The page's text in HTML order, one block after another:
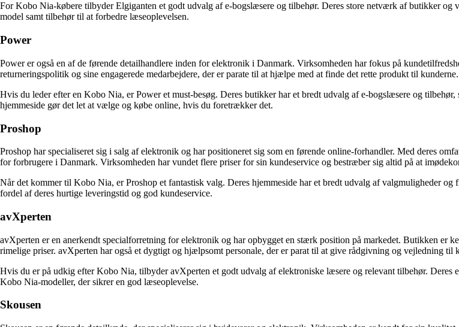
For Kobo Nia-købere tilbyder Elgiganten et godt udvalg af e-bogslæsere og tilbehør. Deres store netværk af butikker
model samt tilbehør til at forbedre læseoplevelsen.
Power
Power er også en af ​​de førende detailhandlere inden for elektronik i Danmark. Virksomheden har fokus på
returneringspolitik og sine engagerede medarbejdere, der er parate til at hjælpe med at finde det rette produkt til kunderne.
Hvis du leder efter en Kobo Nia, er Power et must-besøg. Deres butikker har et bredt udvalg af e-bogslæsere og
hjemmeside gør det let at vælge og købe online, hvis du foretrækker det.
Proshop
Proshop har specialiseret sig i salg af elektronik og har positioneret sig som en førende online-forhandler. Med deres
for forbrugere i Danmark. Virksomheden har vundet flere priser for sin kundeservice og bestræber sig altid på at
Når det kommer til Kobo Nia, er Proshop et fantastisk valg. Deres hjemmeside har et bredt udvalg af valgmuligheder
fordel af deres hurtige leveringstid og god kundeservice.
avXperten
avXperten er en anerkendt specialforretning for elektronik og har opbygget en stærk position på markedet. Butikken er
rimelige priser. avXperten har også et dygtigt og hjælpsomt personale, der er parat til at give rådgivning og vejledning til
Hvis du er på udkig efter Kobo Nia, tilbyder avXperten et godt udvalg af elektroniske læsere og relevant tilbehør.
Kobo Nia-modeller, der sikrer en god læseoplevelse.
Skousen